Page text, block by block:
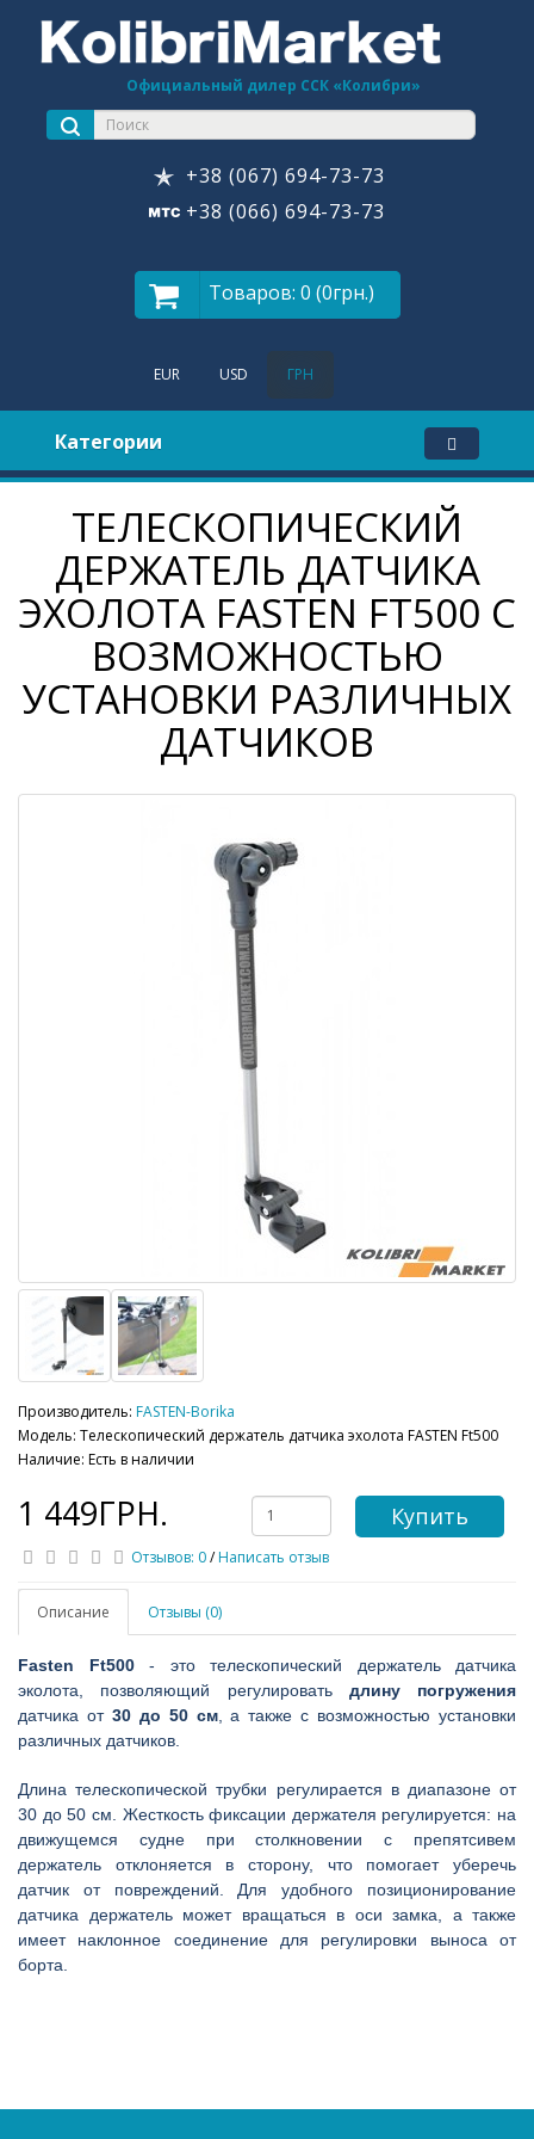
Официальный дилер ССК «Колибри»
+38 (067) 694-73-73
+38 (066) 694-73-73
Товаров: 0 (0грн.)
EUR USD ГРН
Категории
ТЕЛЕСКОПИЧЕСКИЙ
ДЕРЖАТЕЛЬ ДАТЧИКА
ЭХОЛОТА FASTEN FT500 С
ВОЗМОЖНОСТЬЮ
УСТАНОВКИ РАЗЛИЧНЫХ
ДАТЧИКОВ
Производитель: FASTEN-Borika
Модель: Телескопический держатель датчика эхолота FASTEN Ft500
Наличие: Есть в наличии
1 449ГРН. Купить
Отзывов: 0/Написать отзыв
Описание Отзывы (0)
Fasten Ft500- это телескопический держатель датчика
эколота, позволяющий регулировать длину погружения
датчика от 30 до 50 см, а также с возможностью установки
различных датчиков.
Длина телескопической трубки регулирается в диапазоне от
30 до 50 см. Жесткость фиксации держателя регулируется: на
движущемся судне при столкновении с препятсивем
держатель отклоняется в сторону, что помогает уберечь
датчик от повреждений. Для удобного позиционирование
датчика держатель может вращаться в оси замка, а также
имеет наклонное соединение для регулировки выноса от
борта.